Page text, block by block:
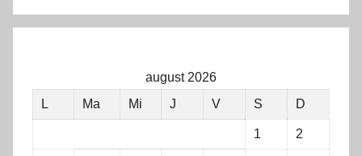
august 2026
L
Ma Mi J V S D
1 2